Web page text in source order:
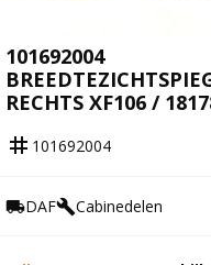
101692004
RECHTS XF106 /
tag 101692004
local_shippingDAFbuildCabinedelen